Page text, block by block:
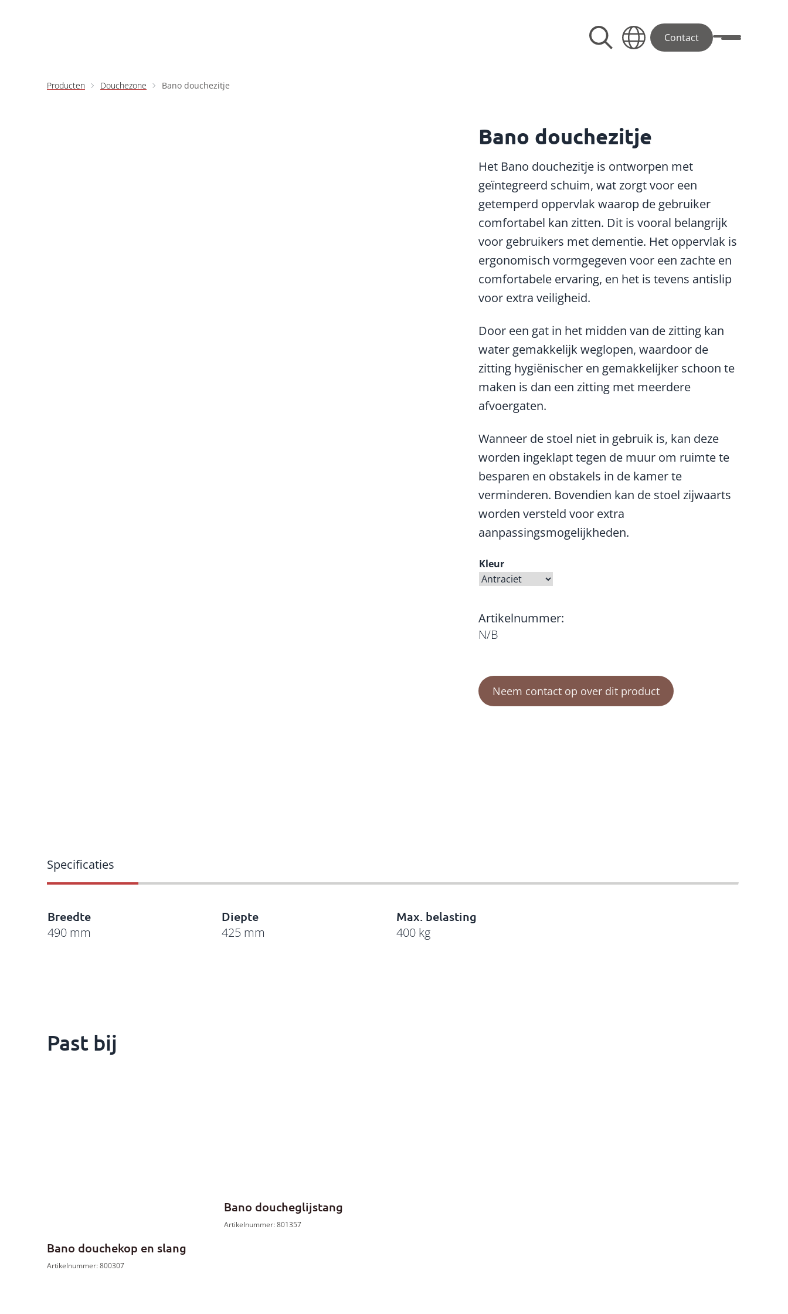
Contact Toggle menu
Producten Douchezone Bano douchezitje
Bano douchezitje
Het Bano douchezitje is ontworpen met
geïntegreerd schuim, wat zorgt voor een
getemperd oppervlak waarop de gebruiker
comfortabel kan zitten. Dit is vooral belangrijk
voor gebruikers met dementie. Het oppervlak is
ergonomisch vormgegeven voor een zachte en
comfortabele ervaring, en het is tevens antislip
voor extra veiligheid.
Door een gat in het midden van de zitting kan
water gemakkelijk weglopen, waardoor de
zitting hygiënischer en gemakkelijker schoon te
maken is dan een zitting met meerdere
afvoergaten.
Wanneer de stoel niet in gebruik is, kan deze
worden ingeklapt tegen de muur om ruimte te
besparen en obstakels in de kamer te
verminderen. Bovendien kan de stoel zijwaarts
worden versteld voor extra
aanpassingsmogelijkheden.
Kleur
Artikelnummer:
N/B
Neem contact op over dit product
Breedte
490 mm
Diepte
425 mm
Max. belasting
400 kg
Past bij
Bano douchekop en slang
Artikelnummer: 800307
Bano doucheglijstang
Artikelnummer: 801357